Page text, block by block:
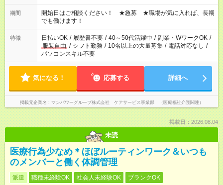
場合、他のお仕事と合わせ週40時間超の就業はご案内できませ
ん ※法令に基づき、週20時間以上勤務は社会保険への加入対象
となります ※労働者派遣法（日雇い派遣の原則禁止）により、
短時間・短期間の就業はご案内が難しい場合があります
期間
開始日はご相談ください！ ★急募 ★職場が気に入れば、長期
でも働けます！
特徴 日払いOK / 履歴書不要 / 40～50代活躍中 / 副業・WワークOK /
服装自由 / シフト勤務 / 10名以上の大量募集 / 電話対応なし /
パソコンスキル不要
気になる！ 応募する 詳細へ
掲載元企業名 マンパワーグループ株式会社 ケアサービス事業部 （医療福祉介護関連）
掲載日：2026.08.04
未読
医療行為少なめ＊ほぼルーティンワーク＆いつも
のメンバーと働く体調管理
派遣 職種未経験OK 社会人未経験OK
ブランクOK